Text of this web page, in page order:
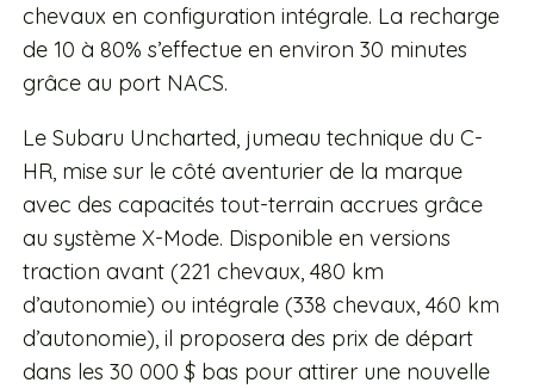
chevaux en configuration intégrale. La recharge
de 10 à 80% s’effectue en environ 30 minutes
grâce au port NACS.
Le Subaru Uncharted, jumeau technique du C-
HR, mise sur le côté aventurier de la marque
avec des capacités tout-terrain accrues grâce
au système X-Mode. Disponible en versions
traction avant (221 chevaux, 480 km
d’autonomie) ou intégrale (338 chevaux, 460 km
d’autonomie), il proposera des prix de départ
dans les 30 000 $ bas pour attirer une nouvelle